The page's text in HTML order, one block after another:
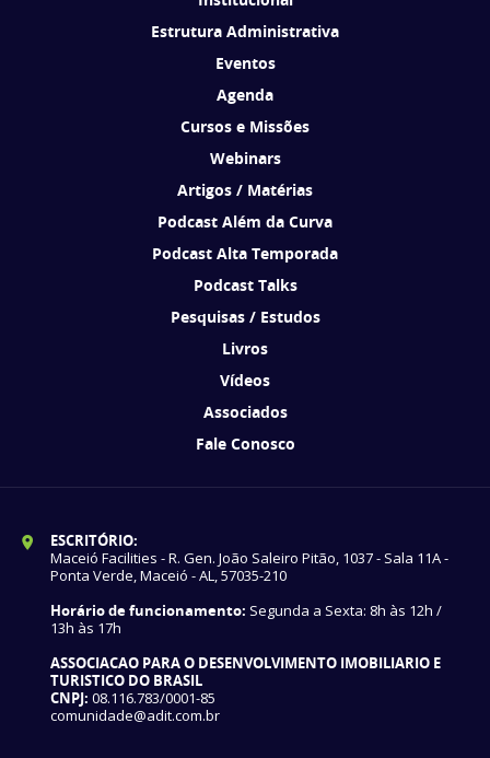
Estrutura Administrativa
Eventos
Agenda
Cursos e Missões
Webinars
Artigos / Matérias
Podcast Além da Curva
Podcast Alta Temporada
Podcast Talks
Pesquisas / Estudos
Livros
Vídeos
Associados
Fale Conosco
ESCRITÓRIO:
Maceió Facilities - R. Gen. João Saleiro Pitão, 1037 - Sala 11A -
Ponta Verde, Maceió - AL, 57035-210
Horário de funcionamento: Segunda a Sexta: 8h às 12h /
13h às 17h
ASSOCIACAO PARA O DESENVOLVIMENTO IMOBILIARIO E
TURISTICO DO BRASIL
CNPJ: 08.116.783/0001-85
comunidade@adit.com.br